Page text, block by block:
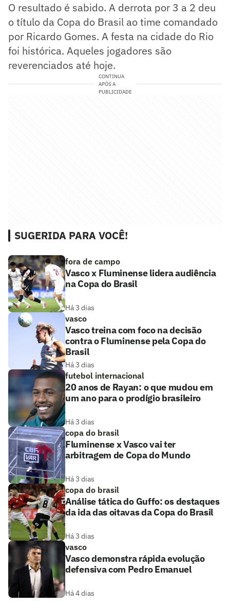
O resultado é sabido. A derrota por 3 a 2 deu
o título da Copa do Brasil ao time comandado
por Ricardo Gomes. A festa na cidade do Rio
foi histórica. Aqueles jogadores são
reverenciados até hoje.
CONTINUA
APÓS A
PUBLICIDADE
SUGERIDA PARA VOCÊ!
fora de campo
Vasco x Fluminense lidera audiência
na Copa do Brasil
Há 3 dias
vasco
Vasco treina com foco na decisão
contra o Fluminense pela Copa do
Brasil
Há 3 dias
futebol internacional
20 anos de Rayan: o que mudou em
um ano para o prodígio brasileiro
Há 3 dias
copa do brasil
Fluminense x Vasco vai ter
arbitragem de Copa do Mundo
Há 3 dias
copa do brasil
Análise tática do Guffo: os destaques
da ida das oitavas da Copa do Brasil
Há 3 dias
vasco
Vasco demonstra rápida evolução
defensiva com Pedro Emanuel
Há 4 dias